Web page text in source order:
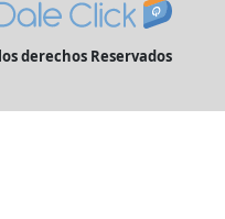
derechos Reservados